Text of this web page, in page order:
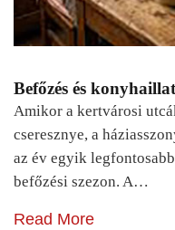
Befőzés és konyhaillat
Amikor a kertvárosi
cseresznye, a
az év egyik
befőzési szezon. A…
Read More